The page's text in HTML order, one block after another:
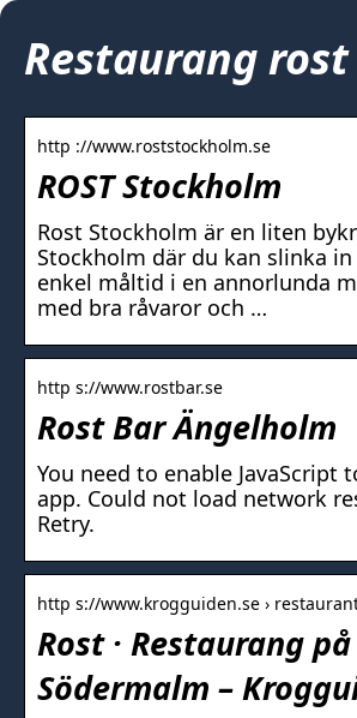
Restaurang rost
http ://www.roststockholm.se
ROST Stockholm
Rost Stockholm är en liten
Stockholm där du kan slinka
enkel måltid i en annorlunda
med bra råvaror och …
http s://www.rostbar.se
Rost Bar Ängelholm
You need to enable JavaScript
app. Could not load network
Retry.
http s://www.krogguiden.se ›
Rost · Restaurang på
Södermalm –